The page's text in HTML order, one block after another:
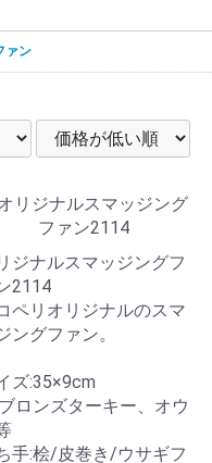
ァン
ジナルスマッジングフ
2114
ペリオリジナルのスマ
ングファン。
ズ:35×9cm
ロンズターキー、オウ
手:桧/皮巻き/ウサギフ